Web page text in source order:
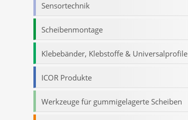
Sensortechnik
Scheibenmontage
Klebebänder, Klebstoffe & Universalprofile
ICOR Produkte
Werkzeuge für gummigelagerte Scheiben